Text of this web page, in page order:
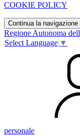
COOKIE POLICY
Continua la navigazione
Regione Autonoma
Select Language ▼
personale